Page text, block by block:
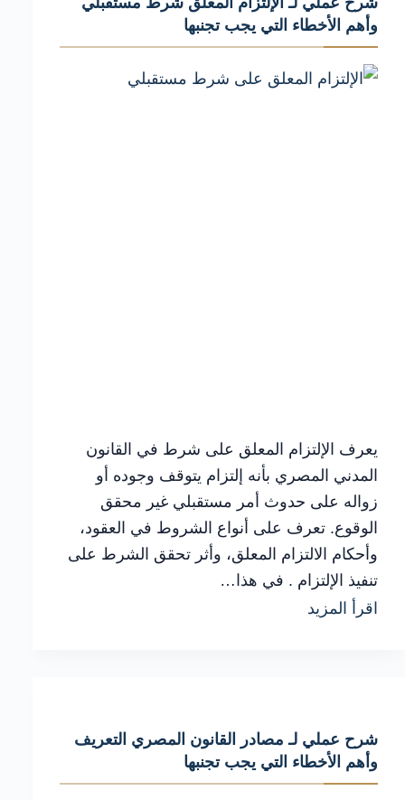
419
من
القانون
وأهم الأخطاء التي يجب تجنبها
يعرف الإلتزام المعلق على شرط في القانون
المدني المصري بأنه إلتزام يتوقف وجوده أو
زواله على حدوث أمر مستقبلي غير محقق
الوقوع. تعرف على أنواع الشروط في العقود،
وأحكام الالتزام المعلق، وأثر تحقق الشرط على
تنفيذ الإلتزام . في هذا…
اقرأ المزيد
شرط
مستقبلي
شرح عملي لـ مصادر القانون المصري التعريف
وأهم الأخطاء التي يجب تجنبها